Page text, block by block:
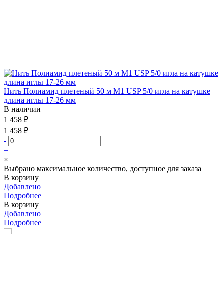
Нить Полиамид плетеный 50 м М1 USP 5/0 игла на катушке
длина иглы 17-26 мм
В наличии
1 458 ₽
1 458 ₽
-
+
×
Выбрано максимальное количество, доступное для заказа
В корзину
Добавлено
Подробнее
В корзину
Добавлено
Подробнее